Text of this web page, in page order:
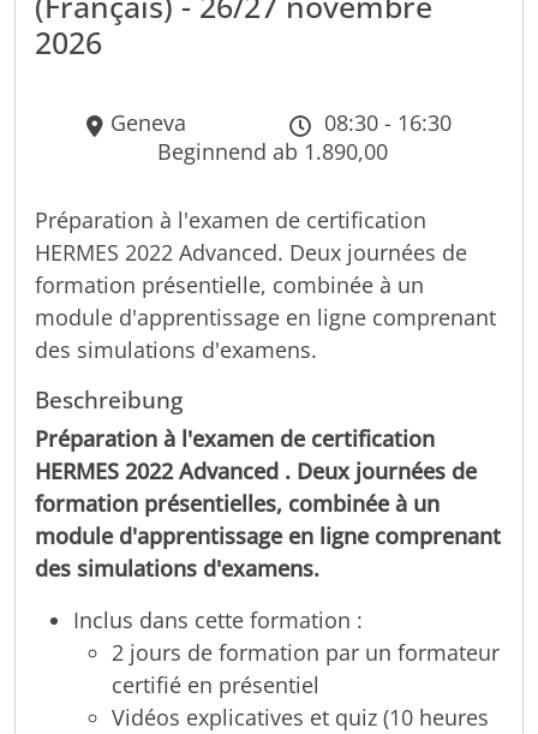
2026
Geneva
08:30 - 16:30
Beginnend ab 1.890,00
Préparation à l'examen de certification
HERMES 2022 Advanced. Deux journées de
formation présentielle, combinée à un
module d'apprentissage en ligne comprenant
des simulations d'examens.
Beschreibung
Préparation à l'examen de certification
HERMES 2022 Advanced . Deux journées de
formation présentielles, combinée à un
module d'apprentissage en ligne comprenant
des simulations d'examens.
Inclus dans cette formation :
2 jours de formation par un formateur
certifié en présentiel
Vidéos explicatives et quiz (10 heures